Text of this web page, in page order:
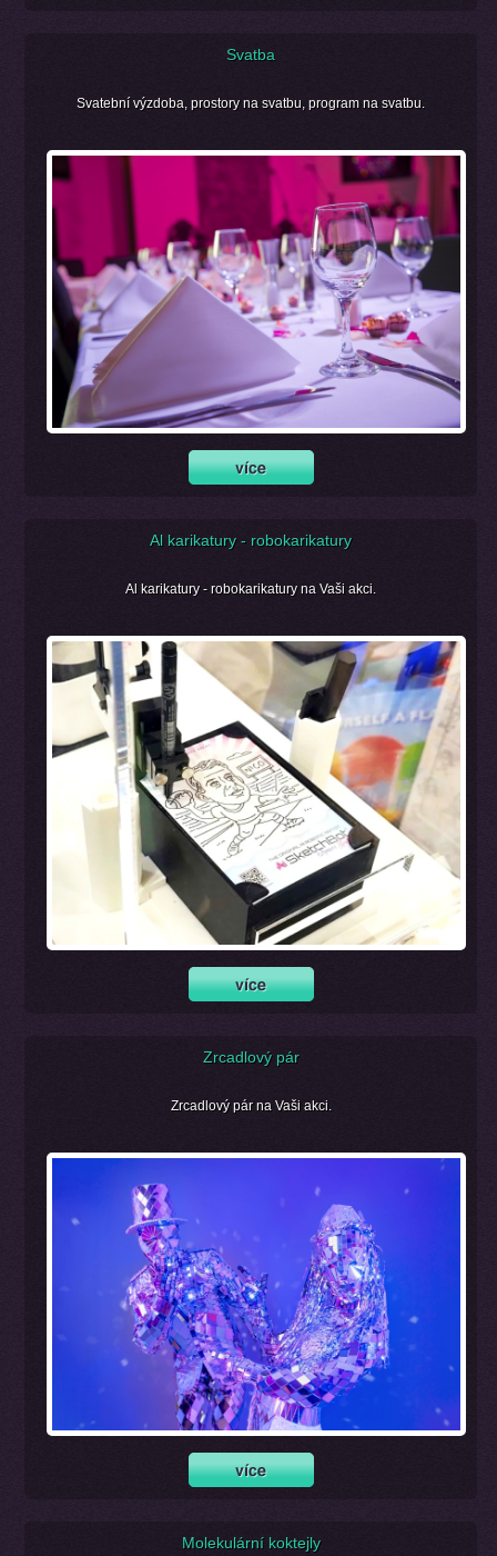
Svatba
Svatební výzdoba, prostory na svatbu, program na svatbu.
Al karikatury - robokarikatury
Al karikatury - robokarikatury na Vaši akci.
Zrcadlový pár
Zrcadlový pár na Vaši akci.
Molekulární koktejly